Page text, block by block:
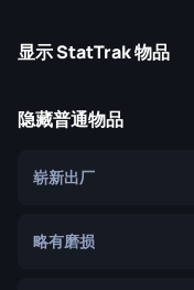
显示 StatTrak 物品
隐藏普通物品
崭新出厂
略有磨损